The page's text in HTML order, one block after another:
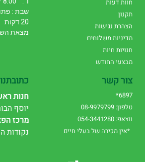
חוות דעות
תקנון
הצהרת נגישות
מדיניות משלוחים
חנויות חיות
מבצעי החודש
שבת :
20 דקות
מצאת השבת
צור קשר
6897*
טלפון: 08-9979799
ווצאפ: 054-3441280
*אין מכירה של בעלי חיים
כתובתנו
חנות
יוסף
מרכז
נקודות